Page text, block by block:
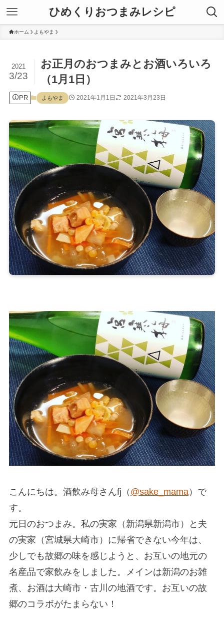
ひめくりおつまみレシピ
ホーム よもやま
お正月のおつまみとお酒いろいろ
（1月1日）
2021
3/23
PR よもやま 2021年1月1日 2021年3月23日
こんにちは。酒飲み母さんfj（ @sake_mama）で
す。
元日のおつまみ。私の実家（新潟県新潟市）と夫
の実家（宮城県大崎市）に帰省できない今年は、
少しでも故郷の味を感じようと、お互いの地元の
名産品で家飲みをしました。メインは新潟のお雑
煮、お酒は大崎市・古川の地酒です。お互いの故
郷のコラボがたまらない！